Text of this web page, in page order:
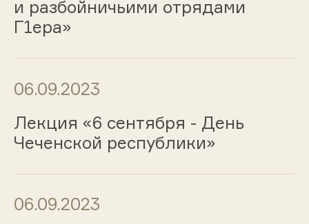
и разбойничьими отрядами
Г1ера»
06.09.2023
Лекция «6 сентября - День
Чеченской республики»
06.09.2023